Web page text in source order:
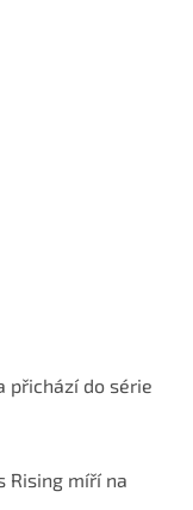
přichází do série
Rising míří na